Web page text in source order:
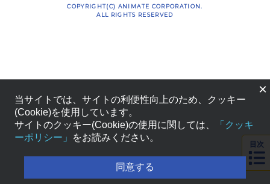
COPYRIGHT(C) ANIMATE CORPORATION.
ALL RIGHTS RESERVED
目次
×
当サイトでは、サイトの利便性向上のため、クッキー
(Cookie)を使用しています。
サイトのクッキー(Cookie)の使用に関しては、
「クッキ
ーポリシー」
をお読みください。
同意する